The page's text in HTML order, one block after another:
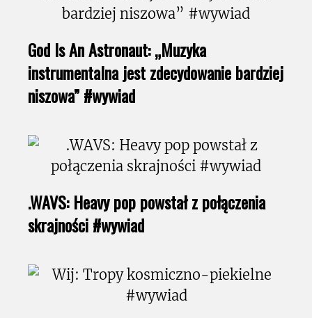
God Is An Astronaut: „Muzyka
instrumentalna jest zdecydowanie bardziej
niszowa” #wywiad
.WAVS: Heavy pop powstał z połączenia
skrajności #wywiad